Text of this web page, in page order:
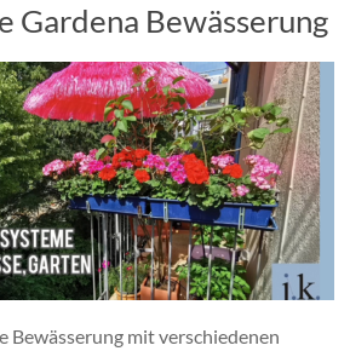
Gardena Bewässerung
Bewässerung mit verschiedenen